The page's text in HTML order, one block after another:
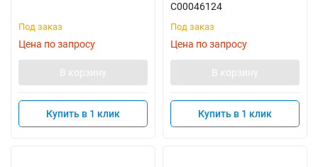
Под заказ
Цена по запросу
В корзину
Купить в 1 клик
C00046124
Под заказ
Цена по запросу
В корзину
Купить в 1 клик